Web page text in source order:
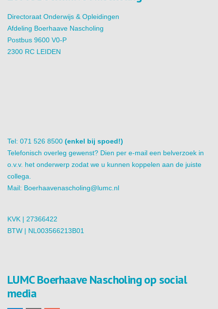
Directoraat Onderwijs & Opleidingen
Afdeling Boerhaave Nascholing
Postbus 9600 V0-P
2300 RC LEIDEN
Tel: 071 526 8500 (enkel bij spoed!)
Telefonisch overleg gewenst? Dien per e-mail een belverzoek in
o.v.v. het onderwerp zodat we u kunnen koppelen aan de juiste
collega.
Mail: Boerhaavenascholing@lumc.nl
KVK | 27366422
BTW | NL003566213B01
LUMC Boerhaave Nascholing op social
media